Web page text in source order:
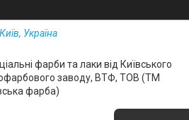
Україна
фарби та лаки від Київського
заводу, ВТФ, ТОВ (ТМ
фарба)